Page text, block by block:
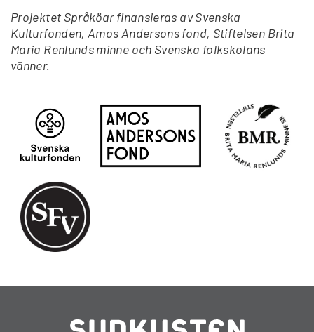
Projektet Språköar finansieras av Svenska
Kulturfonden, Amos Andersons fond, Stiftelsen Brita
Maria Renlunds minne och Svenska folkskolans
vänner.